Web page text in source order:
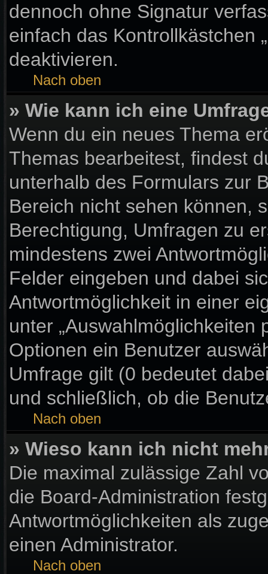
dennoch ohne Signatur
einfach das Kontrollkästchen
deaktivieren.
Nach oben
» Wie kann ich eine
Wenn du ein neues Thema
Themas bearbeitest, findest
unterhalb des Formulars zur
Bereich nicht sehen können,
Berechtigung, Umfragen zu
mindestens zwei
Felder eingeben und dabei
Antwortmöglichkeit in einer
unter „Auswahlmöglichkeiten
Optionen ein Benutzer
Umfrage gilt (0 bedeutet
und schließlich, ob die
Nach oben
» Wieso kann ich nicht
Die maximal zulässige Zahl
die Board-Administration
Antwortmöglichkeiten als
einen Administrator.
Nach oben